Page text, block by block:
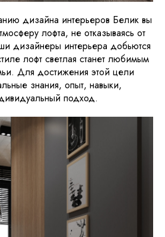
дизайна интерьеров Белик вы
лофта, не отказываясь от
дизайнеры интерьера добьются
лофт светлая станет любимым
Для достижения этой цели
знания, опыт, навыки,
подход.